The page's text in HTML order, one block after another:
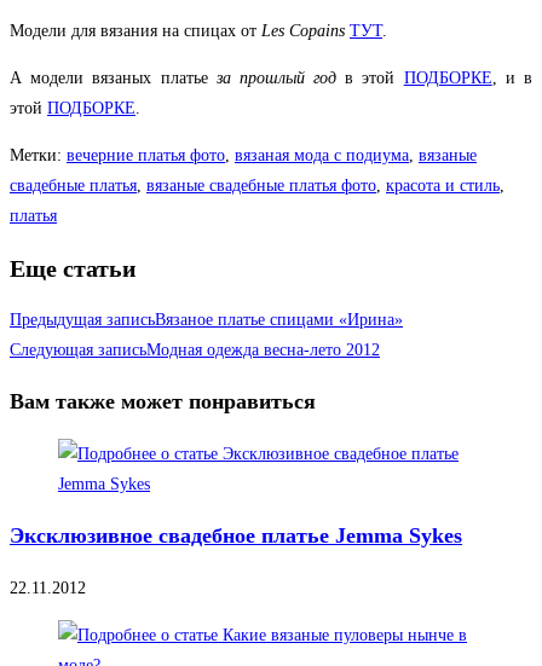
Модели для вязания на спицах от Les Copains ТУТ.
А модели вязаных платье за прошлый год в этой ПОДБОРКЕ, и в
этой ПОДБОРКЕ.
Метки: вечерние платья фото, вязаная мода с подиума, вязаные
свадебные платья, вязаные свадебные платья фото, красота и стиль,
платья
Еще статьи
Предыдущая записьВязаное платье спицами «Ирина»
Следующая записьMодная одежда весна-лето 2012
Вам также может понравиться
Эксклюзивное свадебное платье Jemma Sykes
22.11.2012